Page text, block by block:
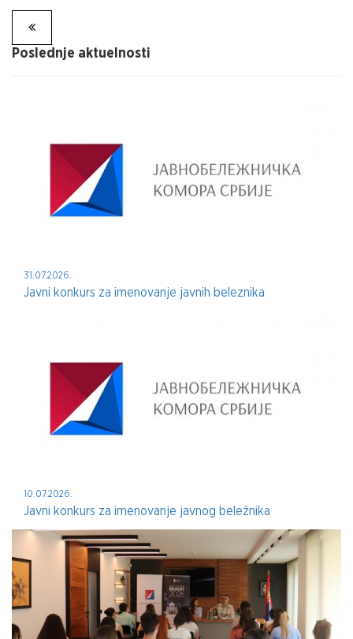
Poslednje aktuelnosti
31.07.2026.
Javni konkurs za imenovanje javnih beleznika
10.07.2026.
Javni konkurs za imenovanje javnog beležnika